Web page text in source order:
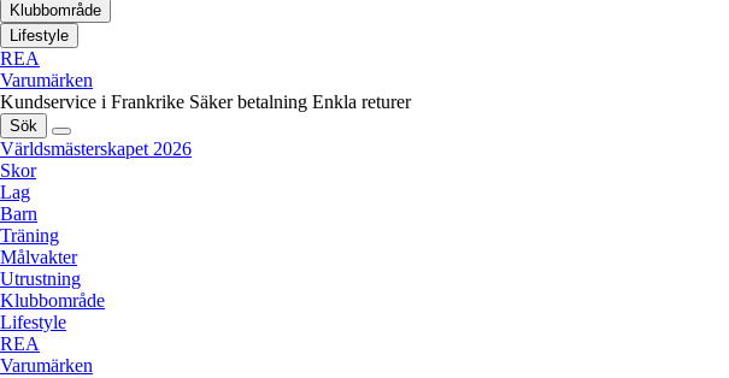
Klubbområde
Lifestyle
REA
Varumärken
Kundservice i Frankrike Säker betalning Enkla returer
Sök
Världsmästerskapet 2026
Skor
Lag
Barn
Träning
Målvakter
Utrustning
Klubbområde
Lifestyle
REA
Varumärken